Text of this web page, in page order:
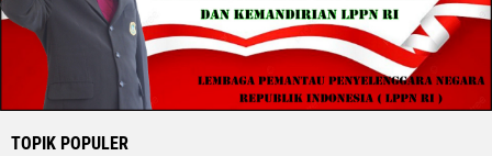
TOPIK POPULER